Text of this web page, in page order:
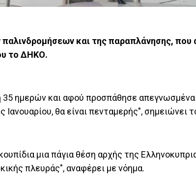
και της παραπλάνησης, που
το ΔΗΚΟ.
35 ημερών και αφού προσπάθησε
θα είναι πενταμερής", σημειώνει
μια πάγια θέση αρχής της
πλευράς", αναφέρει με νόημα.